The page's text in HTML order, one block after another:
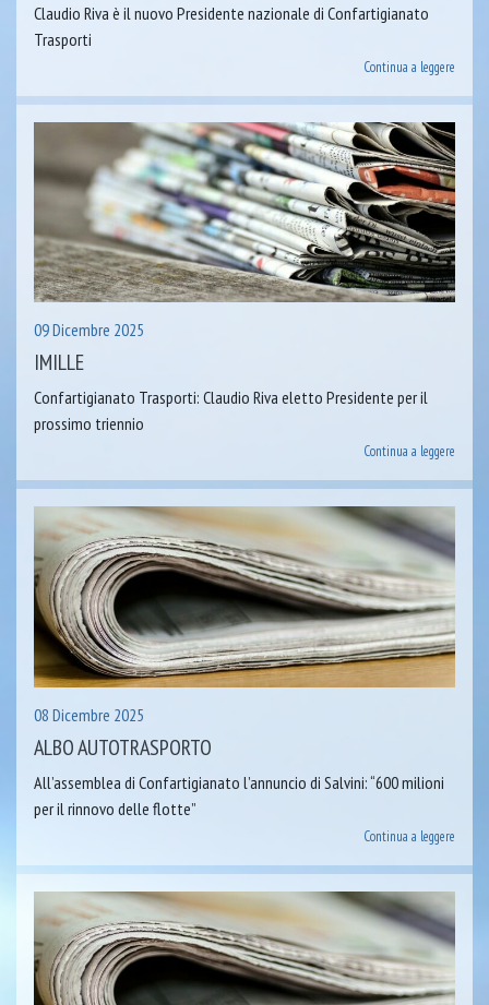
Claudio Riva è il nuovo Presidente nazionale di Confartigianato
Trasporti
Continua a leggere
09 Dicembre 2025
IMILLE
Confartigianato Trasporti: Claudio Riva eletto Presidente per il
prossimo triennio
Continua a leggere
08 Dicembre 2025
ALBO AUTOTRASPORTO
All’assemblea di Confartigianato l’annuncio di Salvini: “600 milioni
per il rinnovo delle flotte”
Continua a leggere